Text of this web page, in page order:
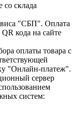
склада
"СБП". Оплата
кода на сайте
оплаты товара с
"Онлайн-платеж".
сервер
систем: